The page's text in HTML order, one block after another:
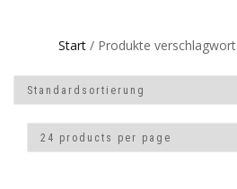
Start/ Produkte